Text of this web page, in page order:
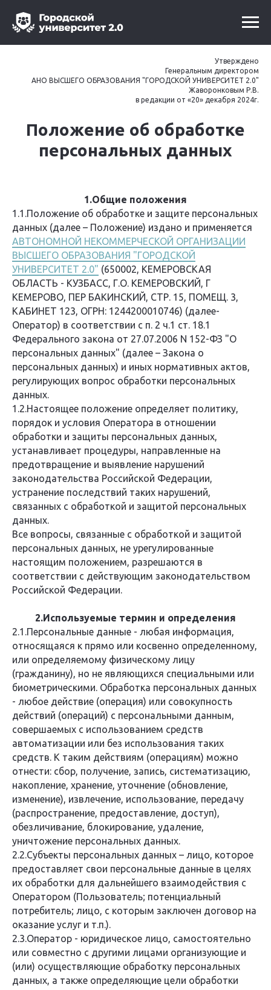
Утверждено
Генеральным директором
АНО ВЫСШЕГО ОБРАЗОВАНИЯ "ГОРОДСКОЙ УНИВЕРСИТЕТ 2.0"
Жаворонковым Р.В.
в редакции от «20» декабря 2024г.
Положение об обработке
персональных данных
1.Общие положения
1.1.Положение об обработке и защите персональных
данных (далее – Положение) издано и применяется
АВТОНОМНОЙ НЕКОММЕРЧЕСКОЙ ОРГАНИЗАЦИИ
ВЫСШЕГО ОБРАЗОВАНИЯ "ГОРОДСКОЙ
УНИВЕРСИТЕТ 2.0" (650002, КЕМЕРОВСКАЯ
ОБЛАСТЬ - КУЗБАСС, Г.О. КЕМЕРОВСКИЙ, Г
КЕМЕРОВО, ПЕР БАКИНСКИЙ, СТР. 15, ПОМЕЩ. 3,
КАБИНЕТ 123, ОГРН: 1244200010746) (далее-
Оператор) в соответствии с п. 2 ч.1 ст. 18.1
Федерального закона от 27.07.2006 N 152-ФЗ "О
персональных данных" (далее – Закона о
персональных данных) и иных нормативных актов,
регулирующих вопрос обработки персональных
данных.
1.2.Настоящее положение определяет политику,
порядок и условия Оператора в отношении
обработки и защиты персональных данных,
устанавливает процедуры, направленные на
предотвращение и выявление нарушений
законодательства Российской Федерации,
устранение последствий таких нарушений,
связанных с обработкой и защитой персональных
данных.
Все вопросы, связанные с обработкой и защитой
персональных данных, не урегулированные
настоящим положением, разрешаются в
соответствии с действующим законодательством
Российской Федерации.
2.Используемые термин и определения
2.1.Персональные данные - любая информация,
относящаяся к прямо или косвенно определенному,
или определяемому физическому лицу
(гражданину), но не являющихся специальными или
биометрическими. Обработка персональных данных
- любое действие (операция) или совокупность
действий (операций) с персональными данным,
совершаемых с использованием средств
автоматизации или без использования таких
средств. К таким действиям (операциям) можно
отнести: сбор, получение, запись, систематизацию,
накопление, хранение, уточнение (обновление,
изменение), извлечение, использование, передачу
(распространение, предоставление, доступ),
обезличивание, блокирование, удаление,
уничтожение персональных данных.
2.2.Субъекты персональных данных – лицо, которое
предоставляет свои персональные данные в целях
их обработки для дальнейшего взаимодействия с
Оператором (Пользователь; потенциальный
потребитель; лицо, с которым заключен договор на
оказание услуг и т.п.).
2.3.Оператор - юридическое лицо, самостоятельно
или совместно с другими лицами организующие и
(или) осуществляющие обработку персональных
данных, а также определяющие цели обработки